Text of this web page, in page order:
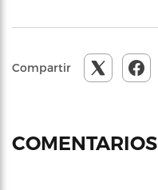
Compartir
COMENTARIOS